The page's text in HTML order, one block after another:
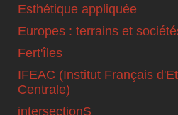
Esthétique appliquée
Europes : terrains et
Fert'îles
IFEAC (Institut Français
Centrale)
intersectionS